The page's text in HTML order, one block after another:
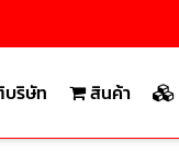
บริษัท สินค้า